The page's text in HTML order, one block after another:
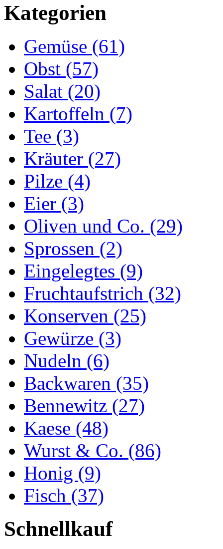
Kategorien
Gemüse (61)
Obst (57)
Salat (20)
Kartoffeln (7)
Tee (3)
Kräuter (27)
Pilze (4)
Eier (3)
Oliven und Co. (29)
Sprossen (2)
Eingelegtes (9)
Fruchtaufstrich (32)
Konserven (25)
Gewürze (3)
Nudeln (6)
Backwaren (35)
Bennewitz (27)
Kaese (48)
Wurst & Co. (86)
Honig (9)
Fisch (37)
Schnellkauf